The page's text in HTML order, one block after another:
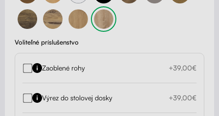
Voliteľné príslušenstvo
Zaoblené rohy +39,00€
Výrez do stolovej dosky +39,00€